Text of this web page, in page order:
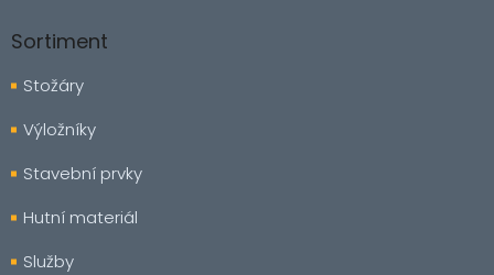
Sortiment
Stožáry
Výložníky
Stavební prvky
Hutní materiál
Služby